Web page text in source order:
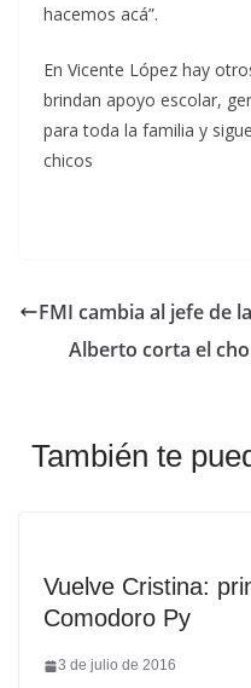
hacemos acá”.
En Vicente López hay
brindan apoyo escolar,
para toda la familia y
chicos
FMI cambia al jefe de
Alberto corta el
También te
Vuelve Cristina:
Comodoro Py
3 de julio de 2016